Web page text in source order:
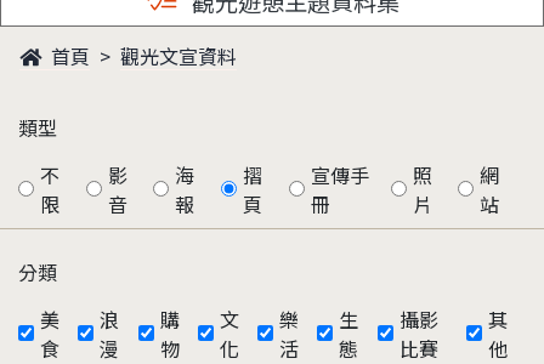
首頁 觀光文宣資料
類型
不
限
影
音
海
報
摺
頁
宣傳手
冊
照
片
網
站
分類
美
食
浪
漫
購
物
文
化
樂
活
生
態
攝影
比賽
其
他